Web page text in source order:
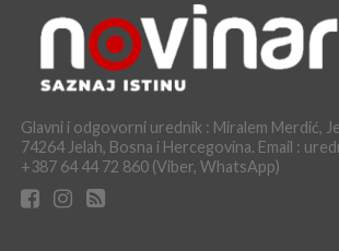
Glavni i odgovorni urednik : Miralem Merdić,
74264 Jelah, Bosna i Hercegovina. Email :
+387 64 44 72 860 (Viber, WhatsApp)